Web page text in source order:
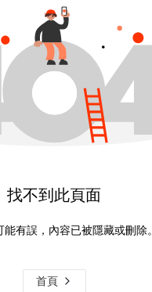
找不到此頁面
有誤，內容已被隱藏或刪除。
首頁